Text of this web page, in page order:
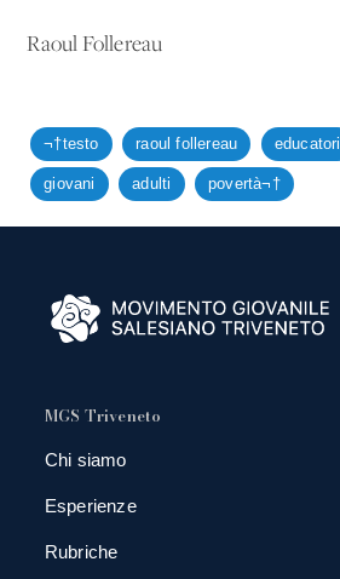
Raoul Follereau
¬†testo raoul follereau educatori
giovani adulti povertà¬†
MGS Triveneto
Chi siamo
Esperienze
Rubriche